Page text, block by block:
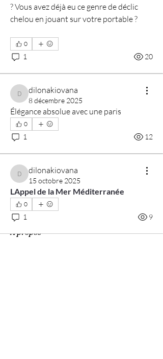
? Vous avez déjà eu ce genre de déclic
chelou en jouant sur votre portable ?
0
1 20
dilonakiovana
dilonakiovana
8 décembre 2025
Élégance absolue avec une paris
0
1 12
dilonakiovana
dilonakiovana
15 octobre 2025
LAppel de la Mer Méditerranée
0
1 9
À propos